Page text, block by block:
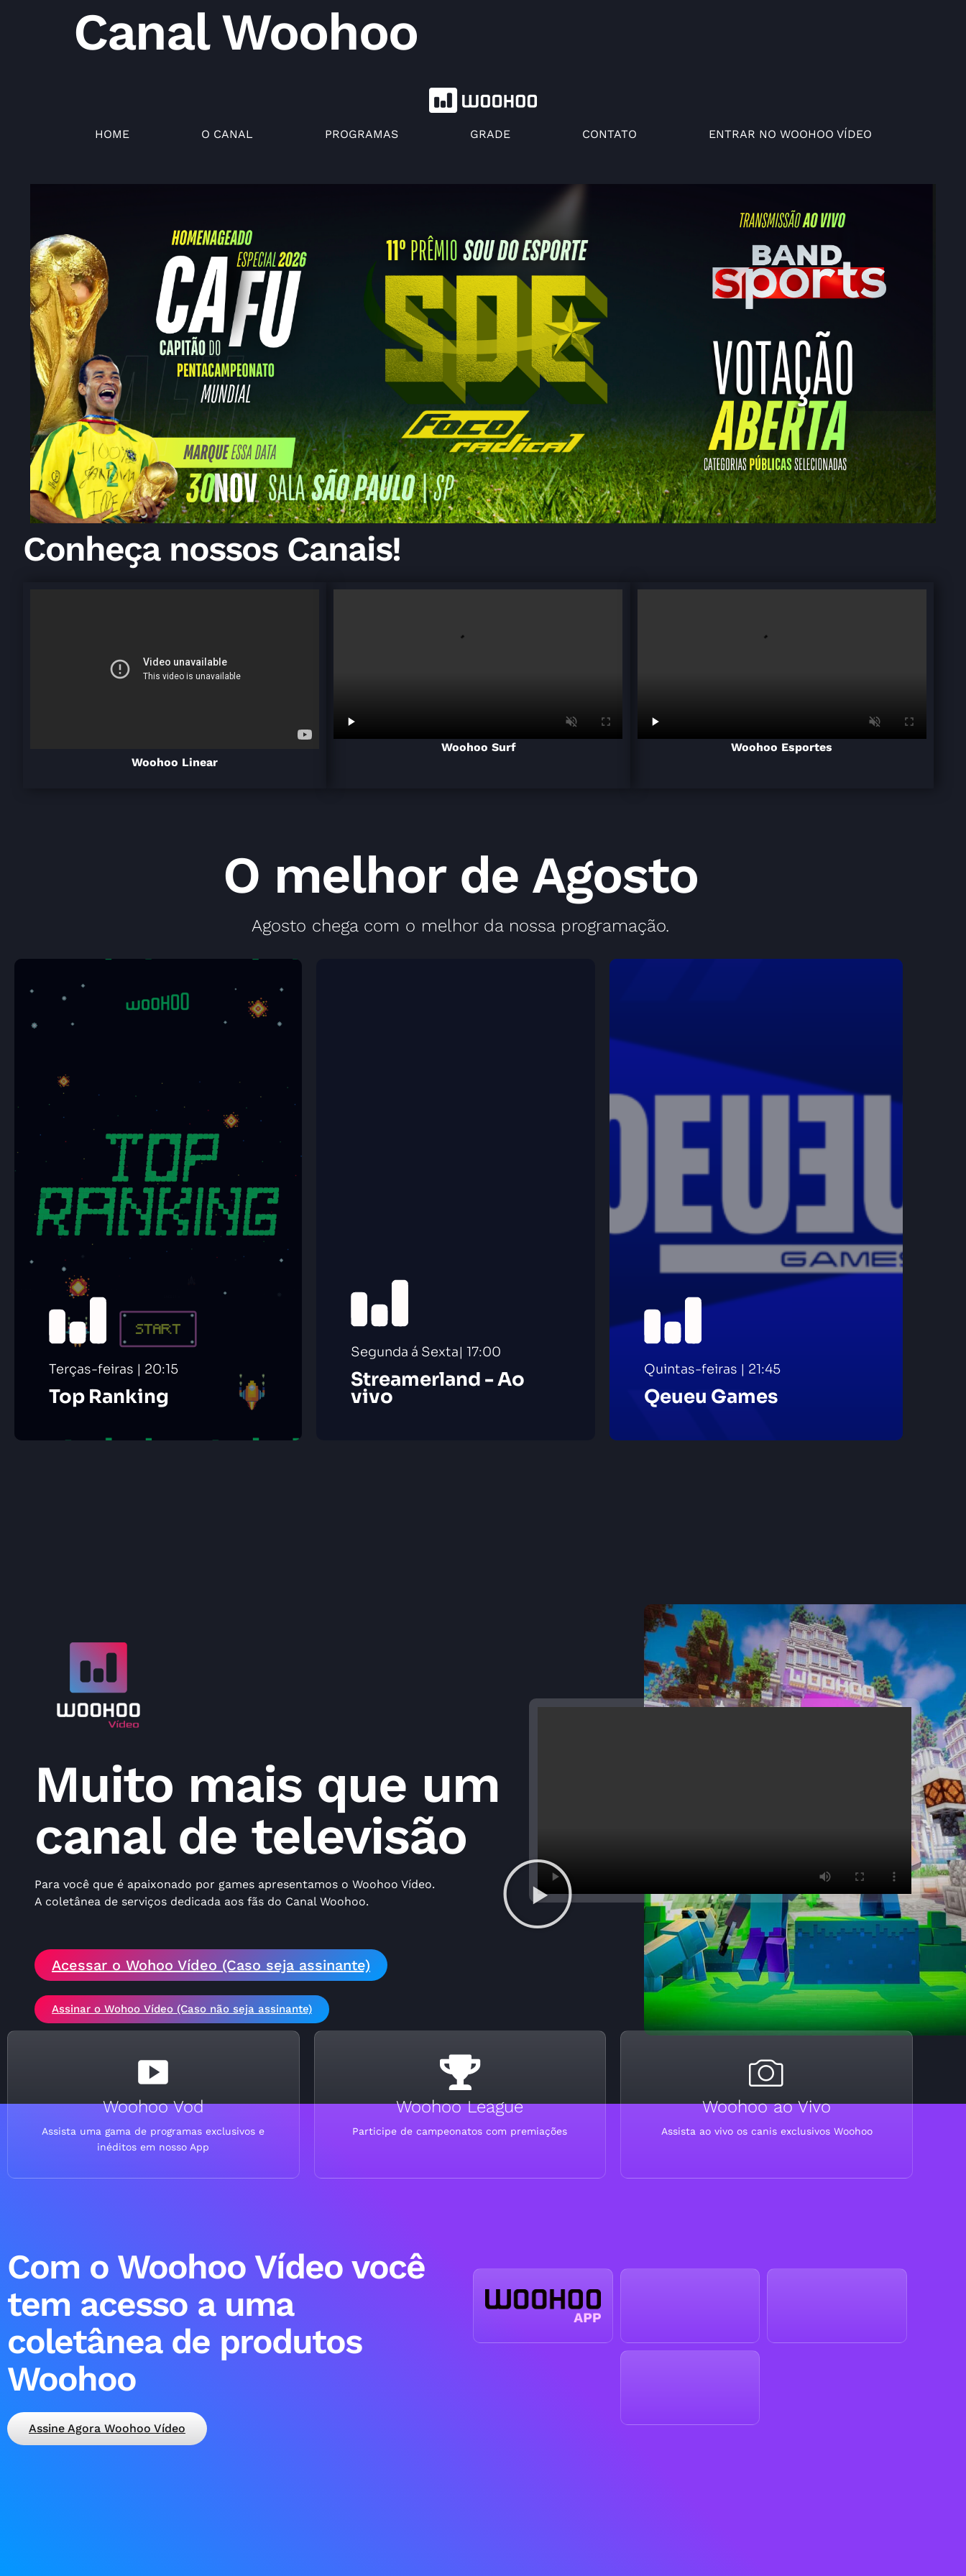
Canal Woohoo
HOME O CANAL PROGRAMAS GRADE CONTATO ENTRAR NO WOOHOO VÍDEO
Conheça nossos Canais!
Woohoo Linear
Woohoo Surf Woohoo Esportes
O melhor de Agosto
Agosto chega com o melhor da nossa programação.
Terças-feiras | 20:15
Top Ranking
Segunda á Sexta| 17:00
Streamerland - Ao
vivo
Quintas-feiras | 21:45
Qeueu Games
Muito mais que um
canal de televisão
Para você que é apaixonado por games apresentamos o Woohoo Vídeo.
A coletânea de serviços dedicada aos fãs do Canal Woohoo.
Acessar o Wohoo Vídeo (Caso seja assinante)
Assinar o Wohoo Vídeo (Caso não seja assinante)
Woohoo Vod
Assista uma gama de programas exclusivos e
inéditos em nosso App
Woohoo League
Participe de campeonatos com premiações
Woohoo ao Vivo
Assista ao vivo os canis exclusivos Woohoo
Com o Woohoo Vídeo você
tem acesso a uma
coletânea de produtos
Woohoo
Assine Agora Woohoo Vídeo